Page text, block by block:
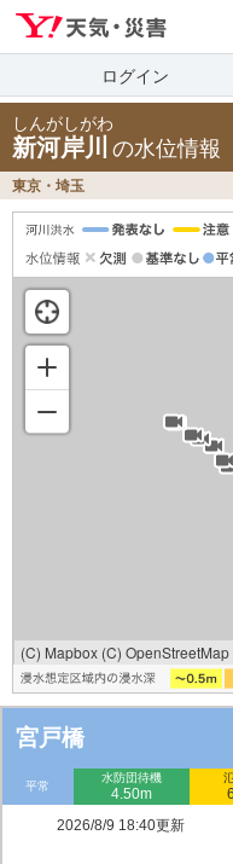
ログイン
しんがしがわ
新河岸川 の水位情報
東京・埼玉
(C) Mapbox (C) OpenStreetMap
宮戸橋
平常
水防団待機
4.50m
2026/8/9 18:40更新